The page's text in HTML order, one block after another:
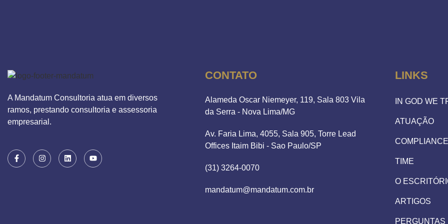
A Mandatum Consultoria atua em diversos
ramos, prestando consultoria e assessoria
empresarial.
CONTATO
Alameda Oscar Niemeyer, 119, Sala 803 Vila
da Serra - Nova Lima/MG
Av. Faria Lima, 4055, Sala 905, Torre Lead
Offices Itaim Bibi - Sao Paulo/SP
(31) 3264-0070
mandatum@mandatum.com.br
LINKS
IN GOD WE
ATUAÇÃO
COMPLIANCE
TIME
O
ARTIGOS
PERGUNTAS